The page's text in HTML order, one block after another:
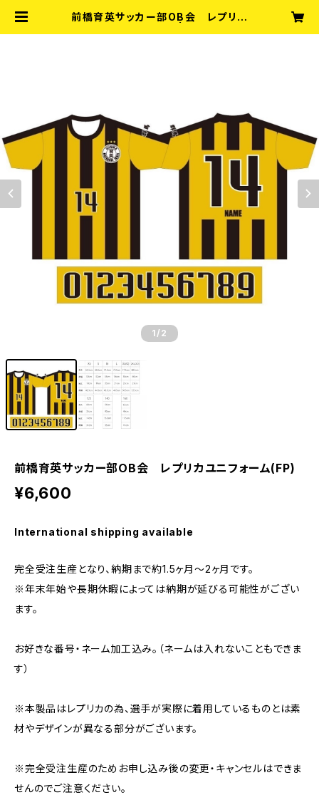
前橋育英サッカー部OB会 レプリカ
1 /2
前橋育英サッカー部OB会 レプリカユニフォーム(FP)
¥6,600
International shipping available
完全受注生産となり、納期まで約1.5ヶ月〜2ヶ月です。
※年末年始や長期休暇によっては納期が延びる可能性がござい
ます。
お好きな番号・ネーム加工込み。（ネームは入れないこともできま
す）
※本製品はレプリカの為、選手が実際に着用しているものとは素
材やデザインが異なる部分がございます。
※完全受注生産のためお申し込み後の変更・キャンセルはできま
せんのでご注意ください。